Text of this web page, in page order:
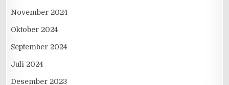
November 2024
Oktober 2024
September 2024
Juli 2024
Desember 2023